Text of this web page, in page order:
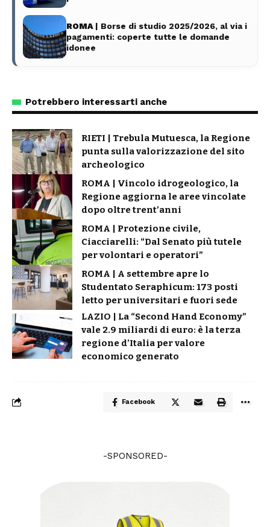
ROMA | Borse di studio 2025/2026, al via i
pagamenti: coperte tutte le domande
idonee
Potrebbero interessarti anche
RIETI | Trebula Mutuesca, la Regione
punta sulla valorizzazione del sito
archeologico
ROMA | Vincolo idrogeologico, la
Regione aggiorna le aree vincolate
dopo oltre trent’anni
ROMA | Protezione civile,
Ciacciarelli: “Dal Senato più tutele
per volontari e operatori”
ROMA | A settembre apre lo
Studentato Seraphicum: 173 posti
letto per universitari e fuori sede
LAZIO | La “Second Hand Economy”
vale 2.9 miliardi di euro: è la terza
regione d’Italia per valore
economico generato
Facebook
-SPONSORED-